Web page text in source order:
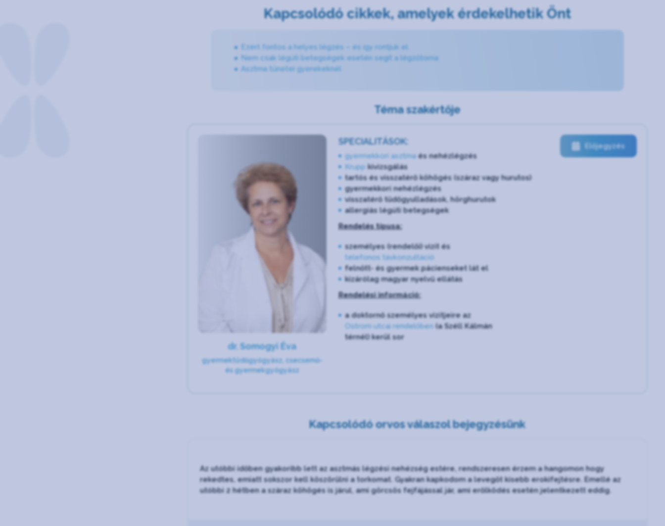
Kapcsolódó cikkek, amelyek érdekelhetik Önt
Ezért fontos a helyes légzés – és így rontjuk el
Nem csak légúti betegségek esetén segít a légzőtorna
Asztma tünetei gyerekeknél
Téma szakértője
dr. Somogyi Éva
gyermektüdőgyógyász, csecsemő-
és gyermekgyógyász
SPECIALITÁSOK:
gyermekkori asztmaés nehézlégzés
Kruppkivizsgálás
tartós és visszatérő köhögés (száraz vagy hurutos)
gyermekkori nehézlégzés
visszatérő tüdőgyulladások, hörghurutok
allergiás légúti betegségek
Rendelés típusa:
személyes (rendelői) vizit és
telefonos távkonzultáció
felnőtt- és gyermek pácienseket lát el
kizárólag magyar nyelvű ellátás
Rendelési információ:
a doktornő személyes vizitjeire az
Ostrom utcai rendelőben(a Széll Kálmán
térnél) kerül sor
Előjegyzés
Kapcsolódó orvos válaszol bejegyzésünk
Az utóbbi időben gyakoribb lett az asztmás légzési nehézség estére, rendszeresen érzem a hangomon hogy
rekedtes, emiatt sokszor kell köszörülni a torkomat. Gyakran kapkodom a levegőt kisebb erokifejtésre. Emellé az
utóbbi 2 hétben a száraz köhögés is járul, ami görcsös fejfájással jár, ami erőlködés esetén jelentkezett eddig.